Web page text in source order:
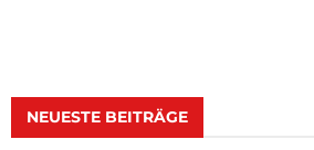
NEUESTE BEITRÄGE